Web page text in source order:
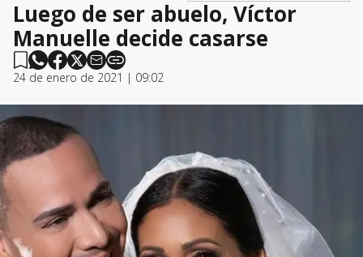
Luego de ser abuelo, Víctor
Manuelle decide casarse
24 de enero de 2021 | 09:02